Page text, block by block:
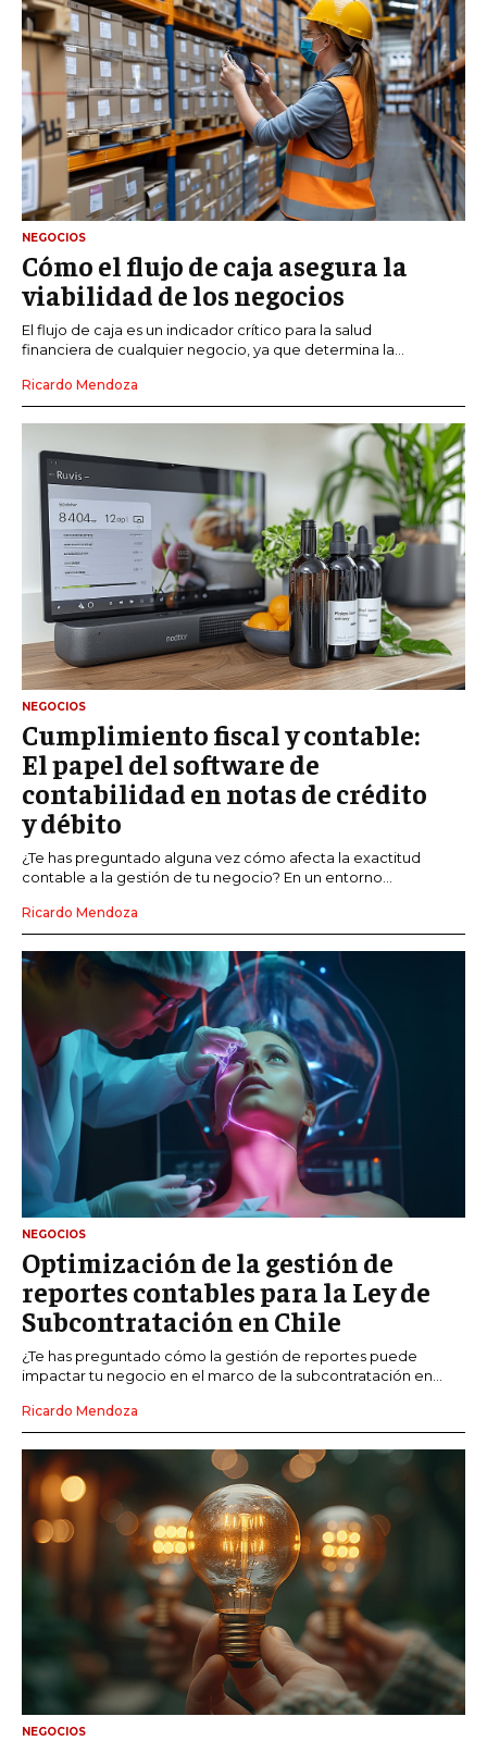
NEGOCIOS
Cómo el flujo de caja asegura la
viabilidad de los negocios
El flujo de caja es un indicador crítico para la salud
financiera de cualquier negocio, ya que determina la...
Ricardo Mendoza
NEGOCIOS
Cumplimiento fiscal y contable:
El papel del software de
contabilidad en notas de crédito
y débito
¿Te has preguntado alguna vez cómo afecta la exactitud
contable a la gestión de tu negocio? En un entorno...
Ricardo Mendoza
NEGOCIOS
Optimización de la gestión de
reportes contables para la Ley de
Subcontratación en Chile
¿Te has preguntado cómo la gestión de reportes puede
impactar tu negocio en el marco de la subcontratación en...
Ricardo Mendoza
NEGOCIOS